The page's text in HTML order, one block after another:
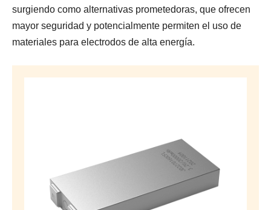
surgiendo como alternativas prometedoras, que ofrecen
mayor seguridad y potencialmente permiten el uso de
materiales para electrodos de alta energía.